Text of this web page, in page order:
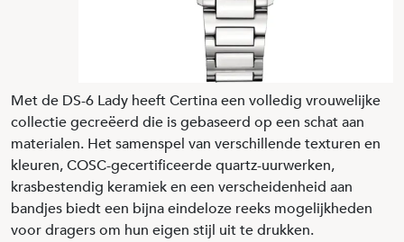
Met de DS-6 Lady heeft Certina een volledig vrouwelijke
collectie gecreëerd die is gebaseerd op een schat aan
materialen. Het samenspel van verschillende texturen en
kleuren, COSC-gecertificeerde quartz-uurwerken,
krasbestendig keramiek en een verscheidenheid aan
bandjes biedt een bijna eindeloze reeks mogelijkheden
voor dragers om hun eigen stijl uit te drukken.